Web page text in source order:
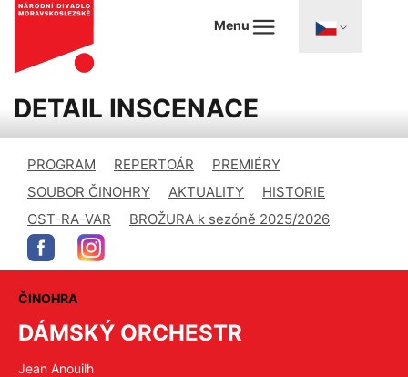
Menu
DETAIL INSCENACE
PROGRAM REPERTOÁR
PREMIÉRY
SOUBOR ČINOHRY
AKTUALITY
HISTORIE
OST-RA-VAR
BROŽURA k sezóně 2025/2026
ČINOHRA
DÁMSKÝ ORCHESTR
Jean Anouilh